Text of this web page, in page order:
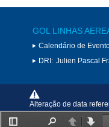
GOL LINHAS
Calendário de
DRI: Julien Pascal
Alteração de data